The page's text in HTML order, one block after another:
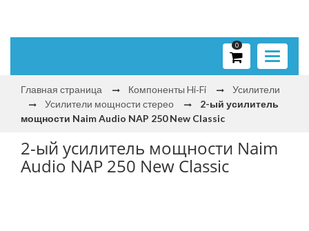
Toggle
0
Главная страница Компоненты Hi‑Fi
Усилители
Усилители мощности стерео
2-ый усилитель
мощности Naim Audio NAP 250 New Classic
2-ый усилитель мощности Naim
Audio NAP 250 New Classic